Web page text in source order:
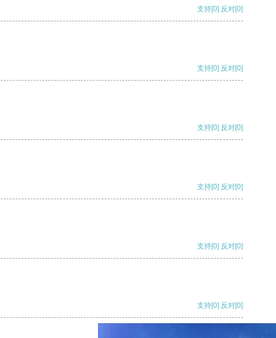
支持[0] 反对[0]
支持[0] 反对[0]
支持[0] 反对[0]
支持[0] 反对[0]
支持[0] 反对[0]
支持[0] 反对[0]